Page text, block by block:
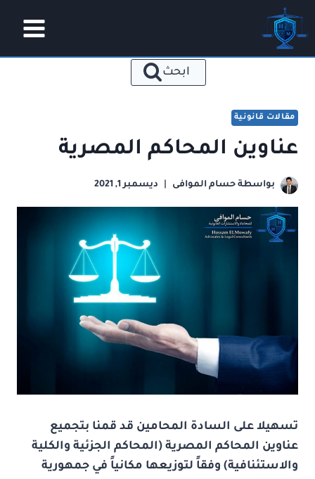
التجاوز
إلى
المحتوى
ابحث
مقالات قانونية
عناوين المحاكم المصرية
بواسطة حسام الموافى ديسمبر 1, 2021
تسهيلا على السادة المحامين قد قمنا بتجميع
عناوين المحاكم المصرية (المحاكم الجزئية والكلية
والاستئنافية) وفقاً لتوزيعها مكانياً في جمهورية